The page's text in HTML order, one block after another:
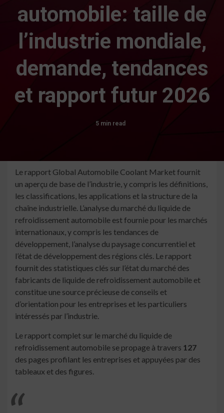
automobile: taille de
l’industrie mondiale,
demande, tendances
et rapport futur 2026
5 min read
Le rapport Global Automobile Coolant Market fournit
un aperçu de base de l’industrie, y compris les définitions,
les classifications, les applications et la structure de la
chaîne industrielle. L’analyse du marché du liquide de
refroidissement automobile est fournie pour les marchés
internationaux, y compris les tendances de
développement, l’analyse du paysage concurrentiel et
l’état de développement des régions clés. Le rapport
fournit des statistiques clés sur l’état du marché des
fabricants de liquide de refroidissement automobile et
constitue une source précieuse de conseils et
d’orientation pour les entreprises et les particuliers
intéressés par l’industrie.
Le rapport complet sur le marché du liquide de
refroidissement automobile se propage à travers 127
des pages profilant les entreprises et appuyées par des
tableaux et des figures.